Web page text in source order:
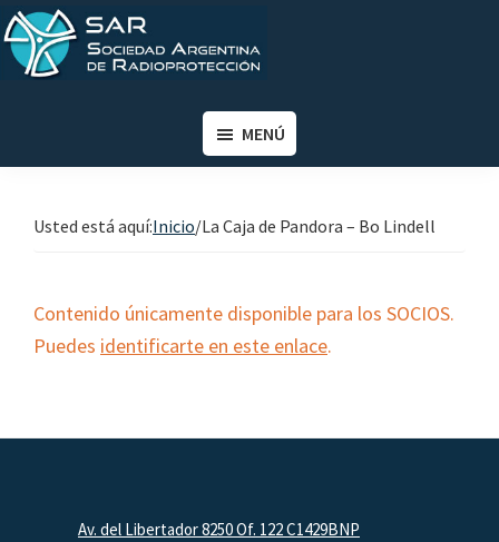
Saltar
al
contenido
Saltar
al
de
MENÚ
Usted está aquí:Inicio/La Caja de Pandora – Bo Lindell
Contenido únicamente disponible para los SOCIOS.
Puedes identificarte en este enlace.
FooterAv. del Libertador 8250 Of. 122 C1429BNP